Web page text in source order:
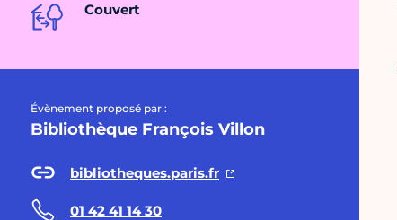
Couvert
Évènement proposé par :
Bibliothèque François Villon
bibliotheques.paris.fr
01 42 41 14 30